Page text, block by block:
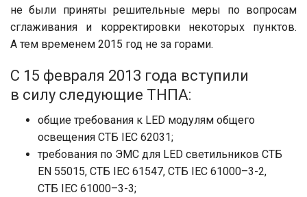
не были приняты решительные меры по вопросам
сглаживания и корректировки некоторых пунктов.
А тем временем 2015 год не за горами.
С 15 февраля 2013 года вступили
в силу следующие ТНПА:
общие требования к LED модулям общего
освещения СТБ IEC 62031;
требования по ЭМС для LED светильников СТБ
EN 55015, СТБ IEC 61547, СТБ IEC 61000–3-2,
СТБ IEC 61000–3-3;